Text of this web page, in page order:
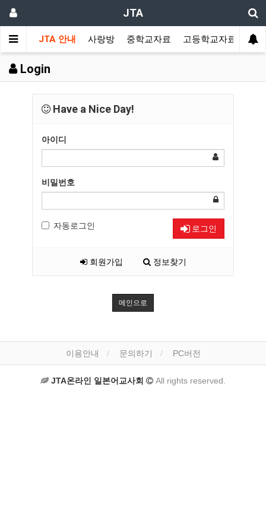
JTA
JTA 안내 사랑방 중학교자료 고등학교자료 멀
Login
Have a Nice Day!
아이디
비밀번호
자동로그인 로그인
회원가입 정보찾기
메인으로
이용안내 문의하기 PC버전
JTA온라인 일본어교사회 All rights reserved.